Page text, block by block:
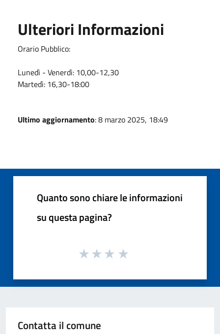
Ulteriori Informazioni
Orario Pubblico:
Lunedì - Venerdì: 10,00-12,30
Martedì: 16,30-18:00
Ultimo aggiornamento: 8 marzo 2025, 18:49
Quanto sono chiare le informazioni
su questa pagina?
Contatta il comune